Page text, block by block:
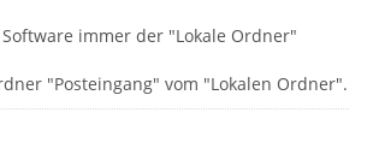
immer der "Lokale Ordner"
"Posteingang" vom "Lokalen Ordner".